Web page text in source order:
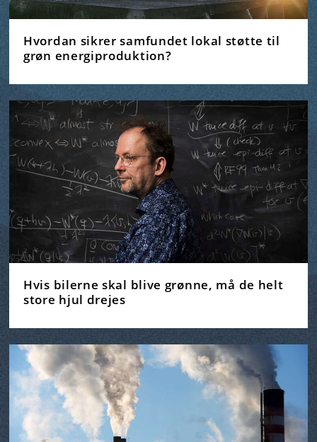
Hvordan sikrer samfundet lokal støtte til
grøn energiproduktion?
Hvis bilerne skal blive grønne, må de helt
store hjul drejes